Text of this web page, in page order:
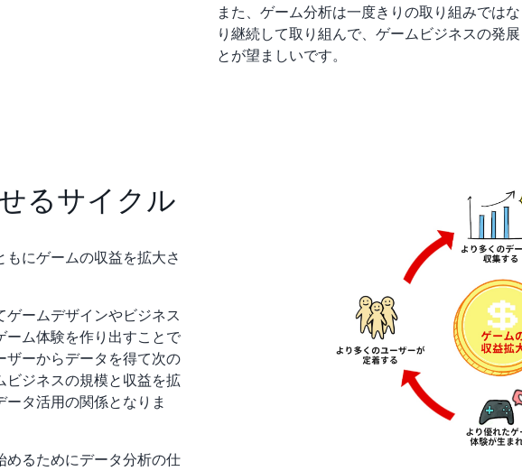
また、ゲーム分析は一度きりの取り組みでは
り継続して取り組んで、ゲームビジネスの発
とが望ましいです。
るサイクル
にゲームの収益を拡大さ
ームデザインやビジネス
ーム体験を作り出すことで
ザーからデータを得て次の
ビジネスの規模と収益を拡
タ活用の関係となりま
めるためにデータ分析の仕